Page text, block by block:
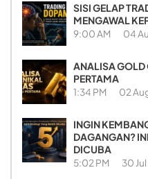
SISI GELAP
MENGAWAL
9:00 AM 04
ANALISA
PERTAMA
1:34 PM 02
INGIN
DAGANGAN?
DICUBA
5:02 PM 30